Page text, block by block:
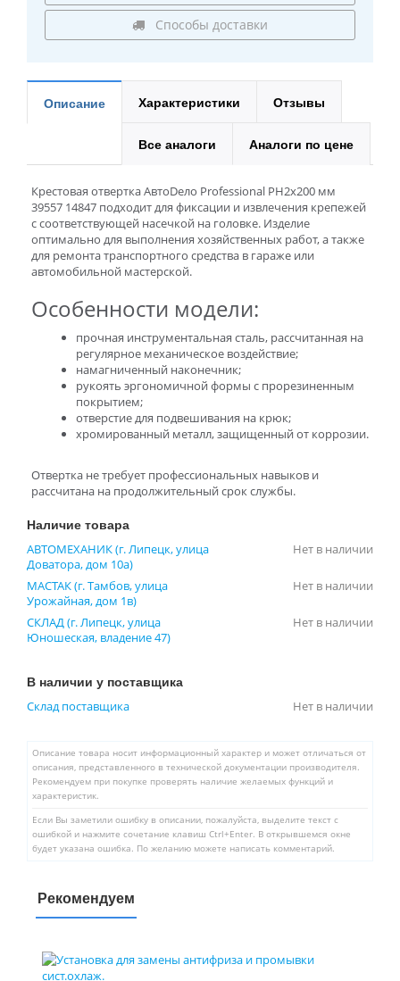
Способы доставки
Описание Характеристики Отзывы
Все аналоги Аналоги по цене
Крестовая отвертка АвтоDело Professional PH2x200 мм
39557 14847 подходит для фиксации и извлечения крепежей
с соответствующей насечкой на головке. Изделие
оптимально для выполнения хозяйственных работ, а также
для ремонта транспортного средства в гараже или
автомобильной мастерской.
Особенности модели:
прочная инструментальная сталь, рассчитанная на
регулярное механическое воздействие;
намагниченный наконечник;
рукоять эргономичной формы с прорезиненным
покрытием;
отверстие для подвешивания на крюк;
хромированный металл, защищенный от коррозии.
Отвертка не требует профессиональных навыков и
рассчитана на продолжительный срок службы.
Наличие товара
АВТОМЕХАНИК (г. Липецк, улица
Доватора, дом 10а)
Нет в наличии
МАСТАК (г. Тамбов, улица
Урожайная, дом 1в)
Нет в наличии
СКЛАД (г. Липецк, улица
Юношеская, владение 47)
Нет в наличии
В наличии у поставщика
Склад поставщика Нет в наличии
Описание товара носит информационный характер и может отличаться от
описания, представленного в технической документации производителя.
Рекомендуем при покупке проверять наличие желаемых функций и
характеристик.
Если Вы заметили ошибку в описании, пожалуйста, выделите текст с
ошибкой и нажмите сочетание клавиш Ctrl+Enter. В открывшемся окне
будет указана ошибка. По желанию можете написать комментарий.
Рекомендуем